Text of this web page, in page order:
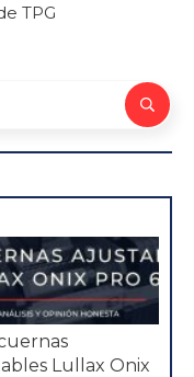
TPG
Lullax Onix